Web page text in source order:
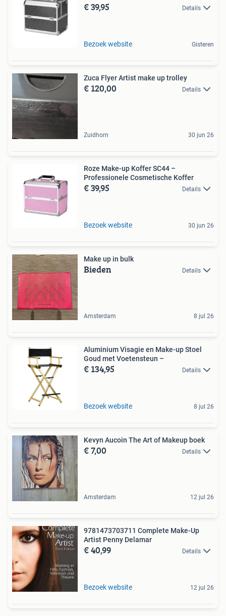
€ 39,95 Details
Bezoek website Gisteren
Zuca Flyer Artist make up trolley
€ 120,00 Details
Zuidhorn 30 jun 26
Roze Make-up Koffer SC44 –
Professionele Cosmetische Koffer
€ 39,95 Details
Bezoek website 30 jun 26
Make up in bulk
Bieden Details
Amsterdam 8 jul 26
Aluminium Visagie en Make-up Stoel
Goud met Voetensteun –
€ 134,95 Details
Bezoek website 8 jul 26
Kevyn Aucoin The Art of Makeup boek
€ 7,00 Details
Amsterdam 12 jul 26
9781473703711 Complete Make-Up
Artist Penny Delamar
€ 40,99 Details
Bezoek website 12 jul 26